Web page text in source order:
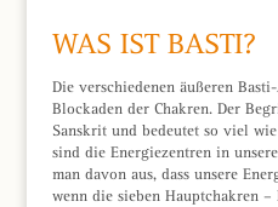
WAS IST BASTI?
Die verschiedenen äußeren
Blockaden der Chakren. Der
Sanskrit und bedeutet so viel
sind die Energiezentren in
man davon aus, dass unsere
wenn die sieben Hauptchakren –